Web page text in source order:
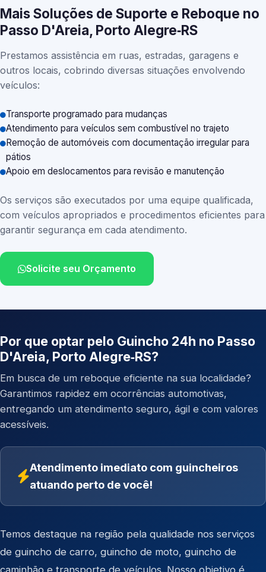
Mais Soluções de Suporte e Reboque no
Passo D'Areia, Porto Alegre‑RS
Prestamos assistência em ruas, estradas, garagens e
outros locais, cobrindo diversas situações envolvendo
veículos:
Transporte programado para mudanças
Atendimento para veículos sem combustível no trajeto
Remoção de automóveis com documentação irregular para
pátios
Apoio em deslocamentos para revisão e manutenção
Os serviços são executados por uma equipe qualificada,
com veículos apropriados e procedimentos eficientes para
garantir segurança em cada atendimento.
Solicite seu Orçamento
Por que optar pelo Guincho 24h no Passo
D'Areia, Porto Alegre‑RS?
Em busca de um reboque eficiente na sua localidade?
Garantimos rapidez em ocorrências automotivas,
entregando um atendimento seguro, ágil e com valores
acessíveis.
Atendimento imediato com guincheiros
atuando perto de você!
Temos destaque na região pela qualidade nos serviços
de guincho de carro, guincho de moto, guincho de
caminhão e transporte de veículos . Nosso objetivo é